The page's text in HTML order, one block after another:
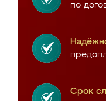
по
Срок